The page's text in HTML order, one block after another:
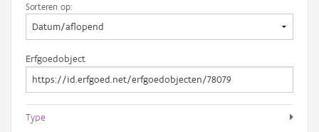
Sorteren op:
Erfgoedobject
Type